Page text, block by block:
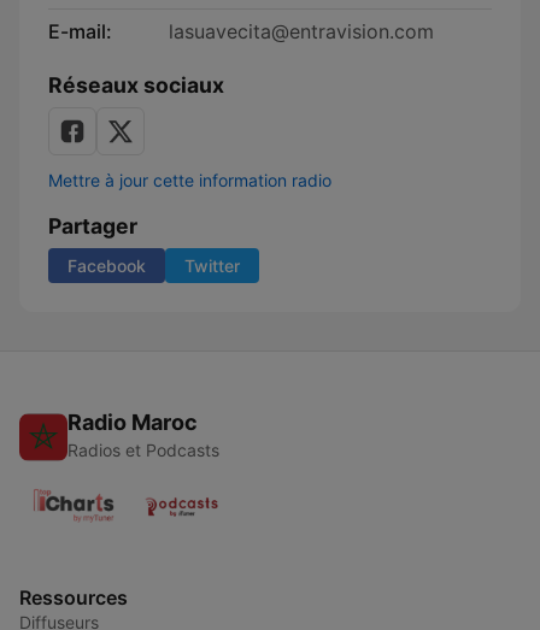
E-mail:
lasuavecita@entravision.com
Réseaux sociaux
Mettre à jour cette information radio
Partager
Facebook Twitter
Radio Maroc
Radios et Podcasts
Ressources
Diffuseurs